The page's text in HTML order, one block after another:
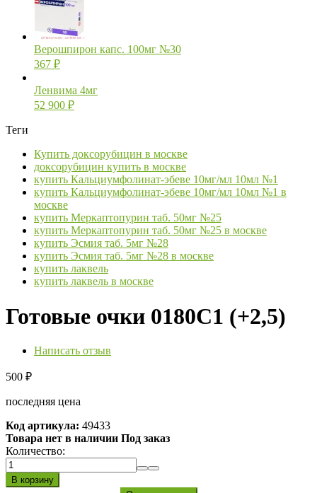
Верошпирон капс. 100мг №30
367 ₽
Ленвима 4мг
52 900 ₽
Теги
Купить доксорубицин в москве
доксорубицин купить в москве
купить Кальциумфолинат-эбеве 10мг/мл 10мл №1
купить Кальциумфолинат-эбеве 10мг/мл 10мл №1 в
москве
купить Меркаптопурин таб. 50мг №25
купить Меркаптопурин таб. 50мг №25 в москве
купить Эсмия таб. 5мг №28
купить Эсмия таб. 5мг №28 в москве
купить лаквель
купить лаквель в москве
Готовые очки 0180C1 (+2,5)
Написать отзыв
500 ₽
последняя цена
Код артикула: 49433
Товара нет в наличии Под заказ
Количество: